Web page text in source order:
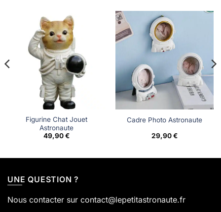
Figurine Chat Jouet
Astronaute
49,90€
Cadre Photo Astronaute
29,90€
UNE QUESTION ?
Nous contacter sur contact@lepetitastronaute.fr